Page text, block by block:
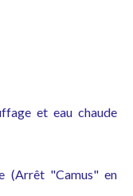
et eau chaude
(Arrêt "Camus" en